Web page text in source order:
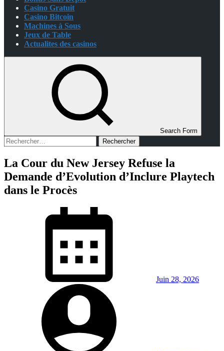
Casino Gratuit
Casino Bitcoin
Machines à Sous
Jeux de Table
Actualites des casinos
Search Form
Rechercher :
La Cour du New Jersey Refuse la
Demande d’Evolution d’Inclure Playtech
dans le Procès
Juin 28, 2026